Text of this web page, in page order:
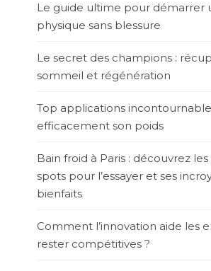
Le guide ultime pour démarrer
physique sans blessure
Le secret des champions :
sommeil et régénération
Top applications
efficacement son poids
Bain froid à Paris : découvrez
spots pour l’essayer et ses
bienfaits
Comment l’innovation aide les
rester compétitives ?